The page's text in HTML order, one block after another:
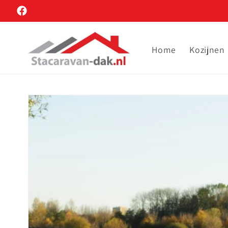
naar de
content
Facebook
Home Kozijnen